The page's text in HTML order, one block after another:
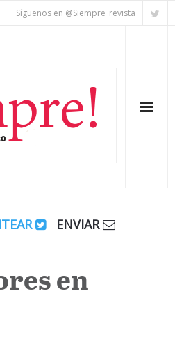
Síguenos en @Siempre_revista
ENVIAR
en